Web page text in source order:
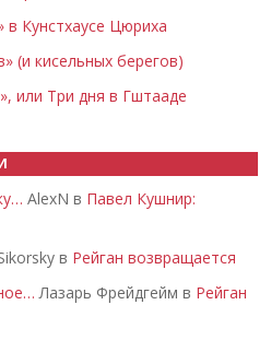
Кунстхаусе Цюриха
(и кисельных берегов)
или Три дня в Гштааде
AlexN в Павел Кушнир:
в Рейган возвращается
Лазарь Фрейдгейм в Рейган